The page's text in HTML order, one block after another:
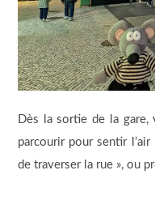
Dès la sortie de la gare,
parcourir pour sentir
de traverser la rue », ou